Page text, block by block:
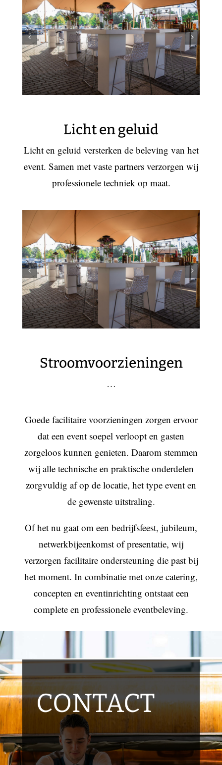
Licht en geluid
Licht en geluid versterken de beleving van het
event. Samen met vaste partners verzorgen wij
professionele techniek op maat.
Stroomvoorzieningen
…
Goede facilitaire voorzieningen zorgen ervoor
dat een event soepel verloopt en gasten
zorgeloos kunnen genieten. Daarom stemmen
wij alle technische en praktische onderdelen
zorgvuldig af op de locatie, het type event en
de gewenste uitstraling.
Of het nu gaat om een bedrijfsfeest, jubileum,
netwerkbijeenkomst of presentatie, wij
verzorgen facilitaire ondersteuning die past bij
het moment. In combinatie met onze catering,
concepten en eventinrichting ontstaat een
complete en professionele eventbeleving.
CONTACT